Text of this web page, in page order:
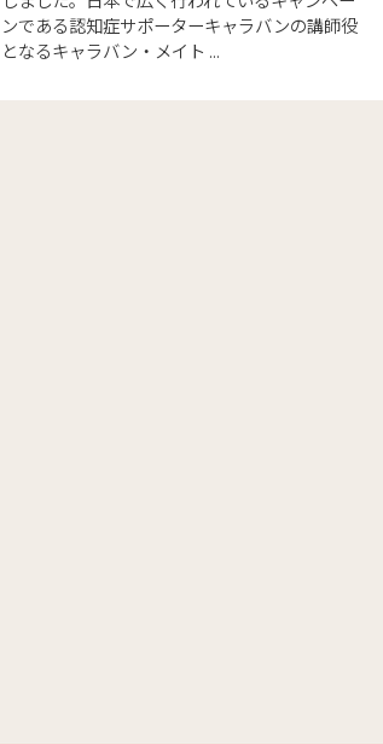
ンである認知症サポーターキャラバンの講師役
となるキャラバン・メイト ...